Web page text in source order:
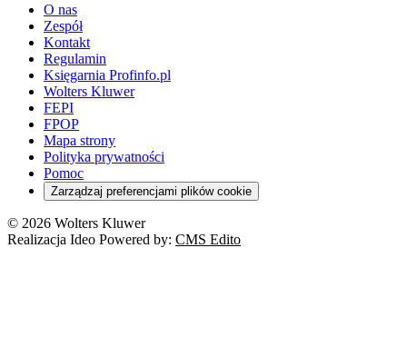
O nas
Zespół
Kontakt
Regulamin
Księgarnia Profinfo.pl
Wolters Kluwer
FEPI
FPOP
Mapa strony
Polityka prywatności
Pomoc
Zarządzaj preferencjami plików cookie
© 2026 Wolters Kluwer
Realizacja Ideo Powered by: CMS Edito